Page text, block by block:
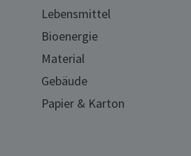
Lebensmittel
Bioenergie
Material
Gebäude
Papier & Karton